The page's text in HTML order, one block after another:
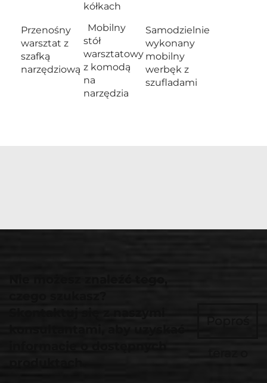
kółkach
Przenośny
warsztat z
szafką
narzędziową
Mobilny
stół
warsztatowy
z komodą
na
narzędzia
Samodzielnie
wykonany
mobilny
werbęk z
szufladami